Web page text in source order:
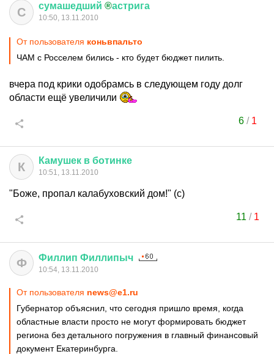
С сумашедший ®астрига
10:50, 13.11.2010
От пользователя коньвпальто
ЧАМ с Росселем бились - кто будет бюджет пилить.
вчера под крики одобрамсь в следующем году долг
области ещё увеличили
6/ 1
К Камушек в ботинке
10:51, 13.11.2010
"Боже, пропал калабуховский дом!" (с)
11 / 1
Ф Филлип Филлипыч
10:54, 13.11.2010
От пользователя news@e1.ru
Губернатор объяснил, что сегодня пришло время, когда
областные власти просто не могут формировать бюджет
региона без детального погружения в главный финансовый
документ Екатеринбурга.